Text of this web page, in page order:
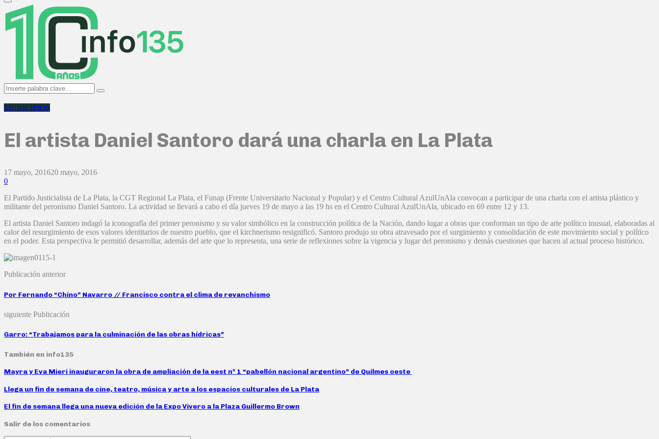
Primary
Menu
Search
for:
Search
MUNICIPIOS
El artista Daniel Santoro dará una charla en La Plata
17 mayo, 201620 mayo, 2016
0
El Partido Justicialista de La Plata, la CGT Regional La Plata, el Funap (Frente Universitario Nacional y Popular) y el Centro Cultural AzulUnAla convocan a participar de una charla con el artista plástico y
militante del peronismo Daniel Santoro. La actividad se llevará a cabo el día jueves 19 de mayo a las 19 hs en el Centro Cultural AzulUnAla, ubicado en 69 entre 12 y 13.
El artista Daniel Santoro indagó la iconografía del primer peronismo y su valor simbólico en la construcción política de la Nación, dando lugar a obras que conforman un tipo de arte político inusual, elaboradas al
calor del resurgimiento de esos valores identitarios de nuestro pueblo, que el kirchnerismo resignificó. Santoro produjo su obra atravesado por el surgimiento y consolidación de este movimiento social y político
en el poder. Esta perspectiva le permitió desarrollar, además del arte que lo representa, una serie de reflexiones sobre la vigencia y lugar del peronismo y demás cuestiones que hacen al actual proceso histórico.
Publicación anterior
Por Fernando “Chino” Navarro // Francisco contra el clima de revanchismo
siguiente Publicación
Garro: “Trabajamos para la culminación de las obras hídricas”
También en info135
Mayra y Eva Mieri inauguraron la obra de ampliación de la eest nº 1 “pabellón nacional argentino” de Quilmes oeste
Llega un fin de semana de cine, teatro, música y arte a los espacios culturales de La Plata
El fin de semana llega una nueva edición de la Expo Vivero a la Plaza Guillermo Brown
Salir de los comentarios